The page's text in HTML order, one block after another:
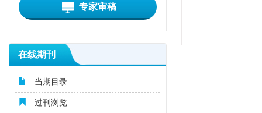
专家审稿
在线期刊
当期目录
过刊浏览